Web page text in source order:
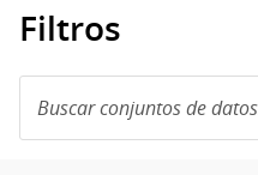
Filtros
conjuntos
de